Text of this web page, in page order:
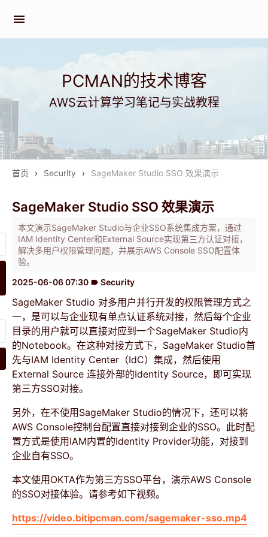
menu
PCMAN的技术博客
AWS云计算学习笔记与实战教程
首页 › Security › SageMaker Studio SSO 效果演示
SageMaker Studio SSO 效果演示
本文演示SageMaker Studio与企业SSO系统集成方案，通过
IAM Identity Center和External Source实现第三方认证对接，
解决多用户权限管理问题，并展示AWS Console SSO配置体
验。
2025-06-06 07:30 label Security
SageMaker Studio 对多用户并行开发的权限管理方式之
一，是可以与企业现有单点认证系统对接，然后每个企业
目录的用户就可以直接对应到一个SageMaker Studio内
的Notebook。在这种对接方式下，SageMaker Studio首
先与IAM Identity Center（IdC）集成，然后使用
External Source 连接外部的Identity Source，即可实现
第三方SSO对接。
另外，在不使用SageMaker Studio的情况下，还可以将
AWS Console控制台配置直接对接到企业的SSO。此时配
置方式是使用IAM内置的Identity Provider功能，对接到
企业自有SSO。
本文使用OKTA作为第三方SSO平台，演示AWS Console
的SSO对接体验。请参考如下视频。
https://video.bitipcman.com/sagemaker-sso.mp4